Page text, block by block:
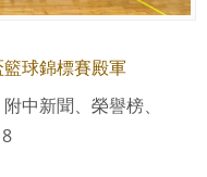
球錦標賽殿軍
中新聞、榮譽榜、